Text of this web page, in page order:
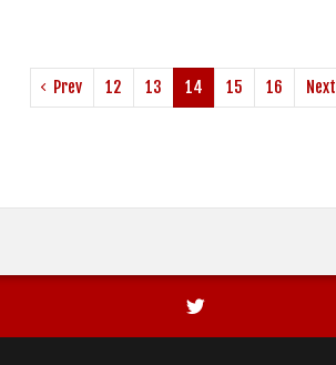
Prev 12 13 14 15 16 Next